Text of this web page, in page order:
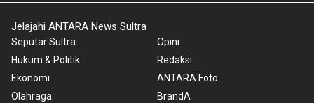
Jelajahi ANTARA News Sultra
Seputar Sultra
Hukum & Politik
Ekonomi
Olahraga
Opini
Redaksi
ANTARA Foto
BrandA